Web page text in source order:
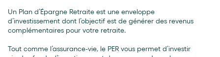
Un Plan d’Épargne Retraite est une enveloppe
d’investissement dont l’objectif est de générer des revenus
complémentaires pour votre retraite.
Tout comme l’assurance-vie, le PER vous permet d’investir